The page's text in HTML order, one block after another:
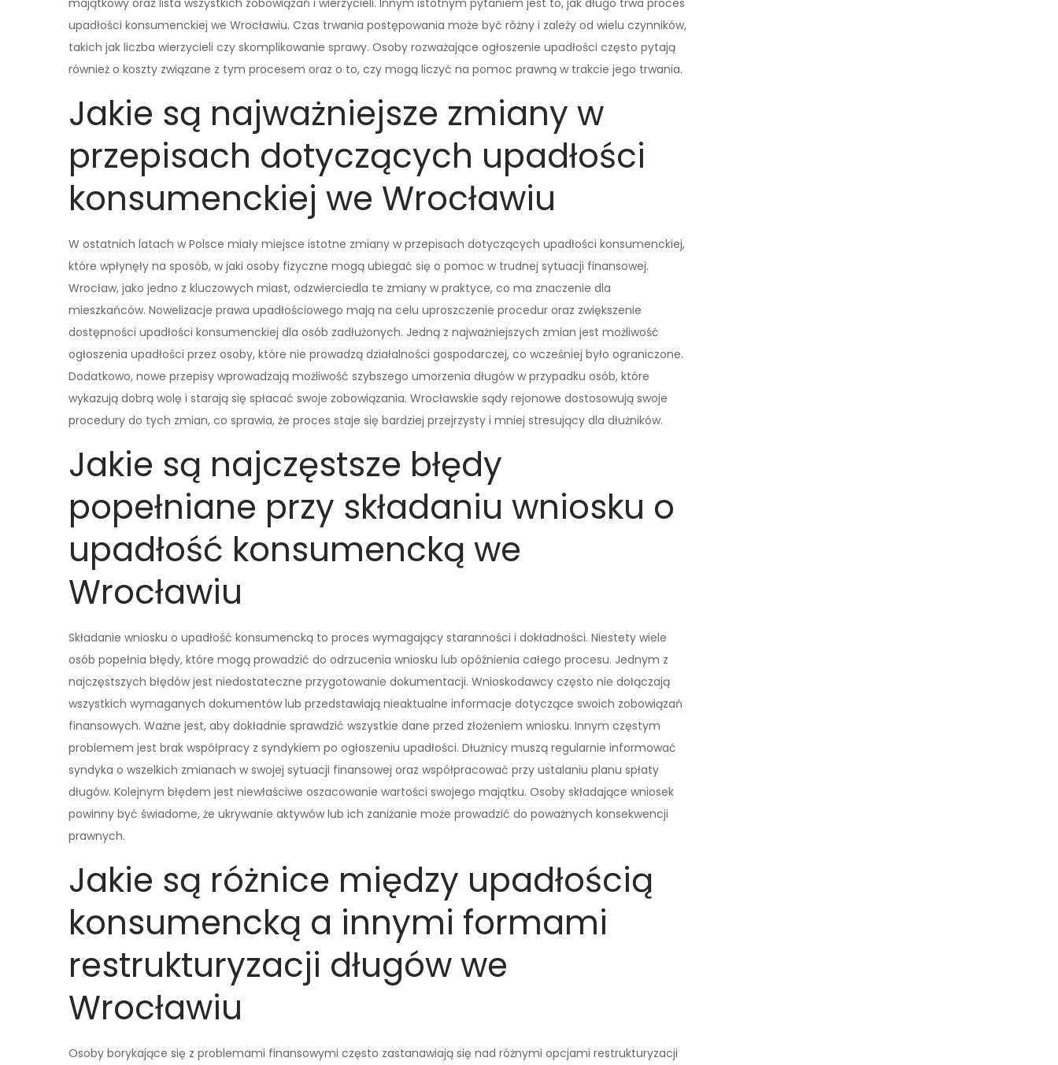
upadłości konsumenckiej we Wrocławiu. Czas trwania postępowania może być różny i zależy od wielu czynników,
takich jak liczba wierzycieli czy skomplikowanie sprawy. Osoby rozważające ogłoszenie upadłości często pytają
również o koszty związane z tym procesem oraz o to, czy mogą liczyć na pomoc prawną w trakcie jego trwania.
Jakie są najważniejsze zmiany w
przepisach dotyczących upadłości
konsumenckiej we Wrocławiu
W ostatnich latach w Polsce miały miejsce istotne zmiany w przepisach dotyczących upadłości konsumenckiej,
które wpłynęły na sposób, w jaki osoby fizyczne mogą ubiegać się o pomoc w trudnej sytuacji finansowej.
Wrocław, jako jedno z kluczowych miast, odzwierciedla te zmiany w praktyce, co ma znaczenie dla
mieszkańców. Nowelizacje prawa upadłościowego mają na celu uproszczenie procedur oraz zwiększenie
dostępności upadłości konsumenckiej dla osób zadłużonych. Jedną z najważniejszych zmian jest możliwość
ogłoszenia upadłości przez osoby, które nie prowadzą działalności gospodarczej, co wcześniej było ograniczone.
Dodatkowo, nowe przepisy wprowadzają możliwość szybszego umorzenia długów w przypadku osób, które
wykazują dobrą wolę i starają się spłacać swoje zobowiązania. Wrocławskie sądy rejonowe dostosowują swoje
procedury do tych zmian, co sprawia, że proces staje się bardziej przejrzysty i mniej stresujący dla dłużników.
Jakie są najczęstsze błędy
popełniane przy składaniu wniosku o
upadłość konsumencką we
Wrocławiu
Składanie wniosku o upadłość konsumencką to proces wymagający staranności i dokładności. Niestety wiele
osób popełnia błędy, które mogą prowadzić do odrzucenia wniosku lub opóźnienia całego procesu. Jednym z
najczęstszych błędów jest niedostateczne przygotowanie dokumentacji. Wnioskodawcy często nie dołączają
wszystkich wymaganych dokumentów lub przedstawiają nieaktualne informacje dotyczące swoich zobowiązań
finansowych. Ważne jest, aby dokładnie sprawdzić wszystkie dane przed złożeniem wniosku. Innym częstym
problemem jest brak współpracy z syndykiem po ogłoszeniu upadłości. Dłużnicy muszą regularnie informować
syndyka o wszelkich zmianach w swojej sytuacji finansowej oraz współpracować przy ustalaniu planu spłaty
długów. Kolejnym błędem jest niewłaściwe oszacowanie wartości swojego majątku. Osoby składające wniosek
powinny być świadome, że ukrywanie aktywów lub ich zaniżanie może prowadzić do poważnych konsekwencji
prawnych.
Jakie są różnice między upadłością
konsumencką a innymi formami
restrukturyzacji długów we
Wrocławiu
Osoby borykające się z problemami finansowymi często zastanawiają się nad różnymi opcjami restrukturyzacji